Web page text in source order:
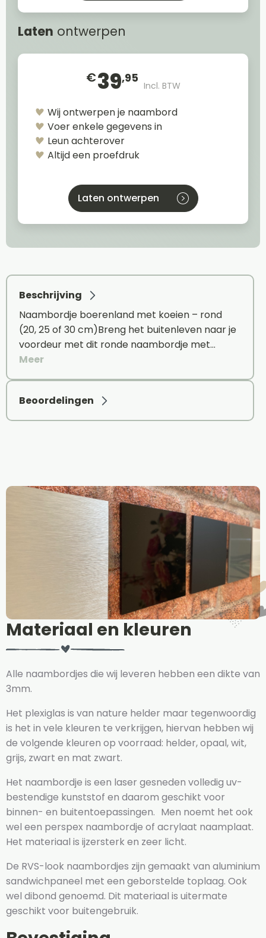
Laten ontwerpen
€39,95
Incl. BTW
Wij ontwerpen je naambord
Voer enkele gegevens in
Leun achterover
Altijd een proefdruk
Laten ontwerpen
Beschrijving
Naambordje boerenland met koeien – rond
(20, 25 of 30 cm)Breng het buitenleven naar je
voordeur met dit ronde naambordje met…
Meer
Beoordelingen
Materiaal en kleuren
Alle naambordjes die wij leveren hebben een dikte van
3mm.
Het plexiglas is van nature helder maar tegenwoordig
is het in vele kleuren te verkrijgen, hiervan hebben wij
de volgende kleuren op voorraad: helder, opaal, wit,
grijs, zwart en mat zwart.
Het naambordje is een laser gesneden volledig uv-
bestendige kunststof en daarom geschikt voor
binnen- en buitentoepassingen. Men noemt het ook
wel een perspex naambordje of acrylaat naamplaat.
Het materiaal is ijzersterk en zeer licht.
De RVS-look naambordjes zijn gemaakt van aluminium
sandwichpaneel met een geborstelde toplaag. Ook
wel dibond genoemd. Dit materiaal is uitermate
geschikt voor buitengebruik.